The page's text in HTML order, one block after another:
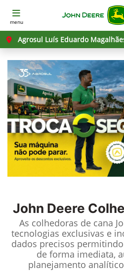
menu
Agrosul Luís Eduardo
John Deere
As colhedoras de cana
tecnologias exclusivas e
dados precisos
de forma imediata,
planejamento